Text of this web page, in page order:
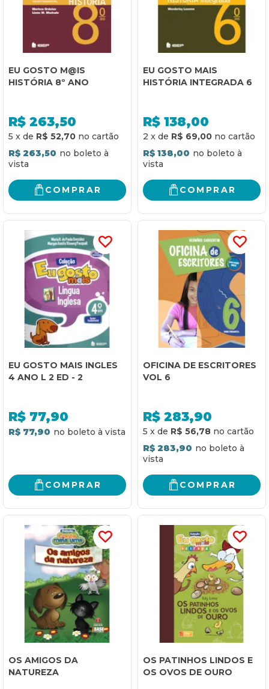
EU GOSTO M@IS
HISTÓRIA 8º ANO
R$ 263,50
5 x de R$ 52,70
R$ 263,50
COMPRAR
EU GOSTO MAIS
HISTÓRIA INTEGRADA 6
R$ 138,00
2 x de R$ 69,00
R$ 138,00
COMPRAR
EU GOSTO MAIS INGLES
4 ANO L 2 ED - 2
R$ 77,90
R$ 77,90
COMPRAR
OFICINA DE ESCRITORES
VOL 6
R$ 283,90
5 x de R$ 56,78
R$ 283,90
COMPRAR
OS AMIGOS DA
NATUREZA
OS PATINHOS LINDOS E
OS OVOS DE OURO